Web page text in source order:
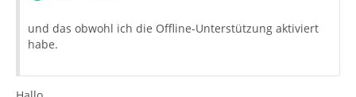
und das obwohl ich die Offline-Unterstützung aktiviert
habe.